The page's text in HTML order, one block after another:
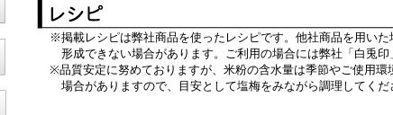
※掲載レシピは弊社商品を使ったレシピです。他社商品を用いた
形成できない場合があります。ご利用の場合には弊社「白兎印
※品質安定に努めておりますが、米粉の含水量は季節やご使用環
場合がありますので、目安として塩梅をみながら調理してくだ